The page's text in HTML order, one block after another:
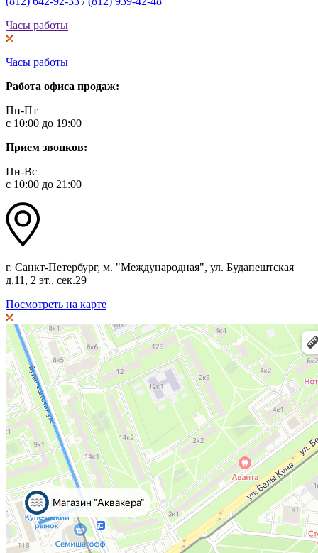
Часы работы
Часы работы
Работа офиса продаж:
Пн-Пт
с 10:00 до 19:00
Прием звонков:
Пн-Вс
с 10:00 до 21:00
г. Санкт-Петербург, м. "Международная", ул. Будапештская
д.11, 2 эт., сек.29
Посмотреть на карте